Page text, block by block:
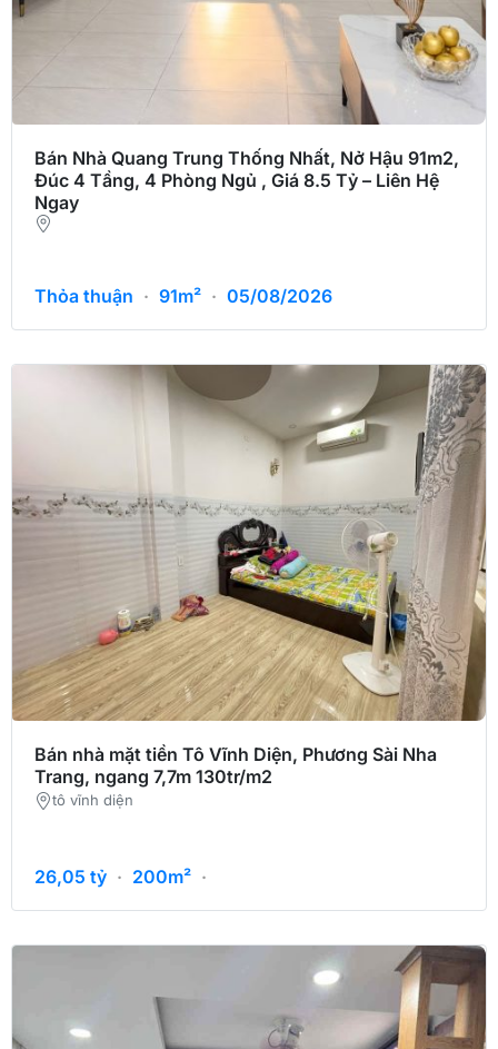
Bán Nhà Quang Trung Thống Nhất, Nở Hậu 91m2,
Đúc 4 Tầng, 4 Phòng Ngủ , Giá 8.5 Tỷ – Liên Hệ
Ngay
Thỏa thuận · 91m² · 05/08/2026
Bán nhà mặt tiền Tô Vĩnh Diện, Phương Sài Nha
Trang, ngang 7,7m 130tr/m2
tô vĩnh diện
26,05 tỷ · 200m² ·